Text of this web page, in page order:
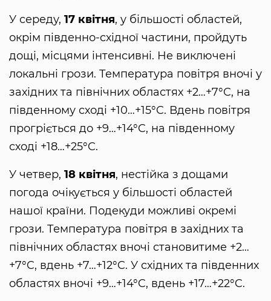
У середу, 17 квітня, у більшості областей,
окрім південно-східної частини, пройдуть
дощі, місцями інтенсивні. Не виключені
локальні грози. Температура повітря вночі у
західних та північних областях +2…+7°C, на
південному сході +10…+15°C. Вдень повітря
прогріється до +9…+14°C, на південному
сході +18…+25°C.
У четвер, 18 квітня, нестійка з дощами
погода очікується у більшості областей
нашої країни. Подекуди можливі окремі
грози. Температура повітря в західних та
північних областях вночі становитиме +2…
+7°C, вдень +7…+12°C. У східних та південних
областях вночі +9…+14°C, вдень +17…+22°C.